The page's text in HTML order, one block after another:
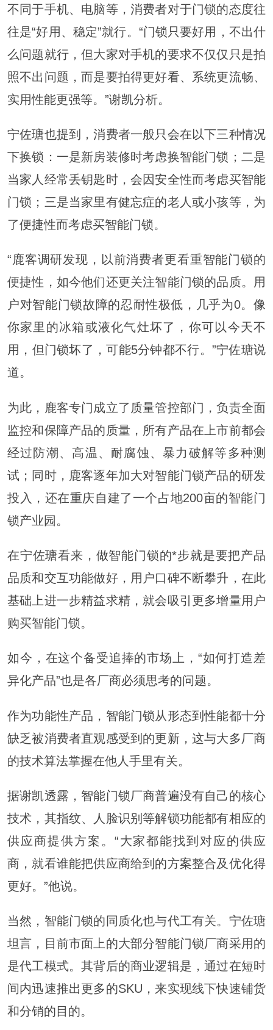
不同于手机、电脑等，消费者对于门锁的态度往
往是“好用、稳定”就行。“门锁只要好用，不出什
么问题就行，但大家对手机的要求不仅仅只是拍
照不出问题，而是要拍得更好看、系统更流畅、
实用性能更强等。”谢凯分析。
宁佐瑭也提到，消费者一般只会在以下三种情况
下换锁：一是新房装修时考虑换智能门锁；二是
当家人经常丢钥匙时，会因安全性而考虑买智能
门锁；三是当家里有健忘症的老人或小孩等，为
了便捷性而考虑买智能门锁。
“鹿客调研发现，以前消费者更看重智能门锁的
便捷性，如今他们还更关注智能门锁的品质。用
户对智能门锁故障的忍耐性极低，几乎为0。像
你家里的冰箱或液化气灶坏了，你可以今天不
用，但门锁坏了，可能5分钟都不行。”宁佐瑭说
道。
为此，鹿客专门成立了质量管控部门，负责全面
监控和保障产品的质量，所有产品在上市前都会
经过防潮、高温、耐腐蚀、暴力破解等多种测
试；同时，鹿客逐年加大对智能门锁产品的研发
投入，还在重庆自建了一个占地200亩的智能门
锁产业园。
在宁佐瑭看来，做智能门锁的*步就是要把产品
品质和交互功能做好，用户口碑不断攀升，在此
基础上进一步精益求精，就会吸引更多增量用户
购买智能门锁。
如今，在这个备受追捧的市场上，“如何打造差
异化产品”也是各厂商必须思考的问题。
作为功能性产品，智能门锁从形态到性能都十分
缺乏被消费者直观感受到的更新，这与大多厂商
的技术算法掌握在他人手里有关。
据谢凯透露，智能门锁厂商普遍没有自己的核心
技术，其指纹、人脸识别等解锁功能都有相应的
供应商提供方案。“大家都能找到对应的供应
商，就看谁能把供应商给到的方案整合及优化得
更好。”他说。
当然，智能门锁的同质化也与代工有关。宁佐瑭
坦言，目前市面上的大部分智能门锁厂商采用的
是代工模式。其背后的商业逻辑是，通过在短时
间内迅速推出更多的SKU，来实现线下快速铺货
和分销的目的。